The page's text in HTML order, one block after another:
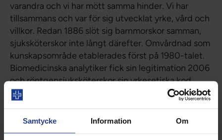
Samtycke Information Om
varandra och vi har mött samma hinder. Vi har
tillsammans och var för sig utvecklat yrke, vård och
villkor. Redan 1886 slöt sig barnmorskor samman,
sjuksköterskor inte långt därefter. Omvårdnad som
kunskapsområde etablerades först på 1980-talet.
Biomedicinska analytiker fick sin legitimation 2006
och röntgensjuksköterskor sin yrkesetiska kod
2008.
kämpat för utbildningar, för mer forskning, för